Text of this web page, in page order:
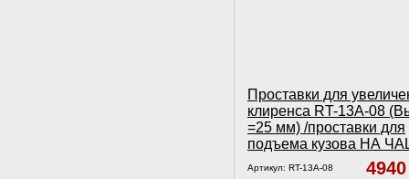
Проставки для
клиренса RT-13A-08
=25 мм) /проставки для
подъема кузова НА
Артикул: RT-13A-08